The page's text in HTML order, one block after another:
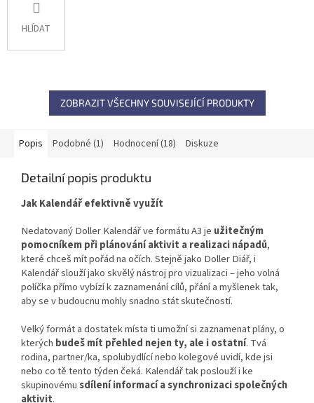
HLÍDAT
ZOBRAZIT VŠECHNY SOUVISEJÍCÍ PRODUKTY
Popis Podobné (1) Hodnocení (18) Diskuze
Detailní popis produktu
Jak Kalendář efektivně využít
Nedatovaný Doller Kalendář ve formátu A3 je užitečným
pomocníkem při plánování aktivit a realizaci nápadů,
které chceš mít pořád na očích. Stejně jako Doller Diář, i
Kalendář slouží jako skvělý nástroj pro vizualizaci – jeho volná
políčka přímo vybízí k zaznamenání cílů, přání a myšlenek tak,
aby se v budoucnu mohly snadno stát skutečností.
Velký formát a dostatek místa ti umožní si zaznamenat plány, o
kterých budeš mít přehled nejen ty, ale i ostatní. Tvá
rodina, partner/ka, spolubydlící nebo kolegové uvidí, kde jsi
nebo co tě tento týden čeká. Kalendář tak poslouží i ke
skupinovémusdílení informací a synchronizaci společných
aktivit.